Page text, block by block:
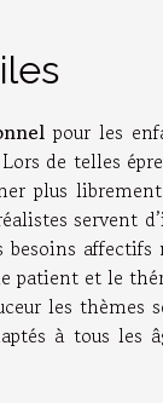
pour les
de telles
plus
servent
patient et le
les thèmes
à tous les